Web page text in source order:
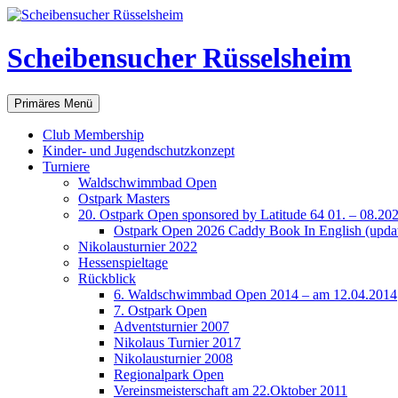
Scheibensucher Rüsselsheim
Suchen
Primäres Menü Zum
Inhalt
springen
Club Membership
Kinder- und Jugendschutzkonzept
Turniere
Waldschwimmbad Open
Ostpark Masters
20. Ostpark Open sponsored by Latitude 64 01. –
Ostpark Open 2026 Caddy Book In English
Nikolausturnier 2022
Hessenspieltage
Rückblick
6. Waldschwimmbad Open 2014 – am 12.04.2014
7. Ostpark Open
Adventsturnier 2007
Nikolaus Turnier 2017
Nikolausturnier 2008
Regionalpark Open
Vereinsmeisterschaft am 22.Oktober 2011